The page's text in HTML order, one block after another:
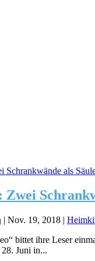
Zwei
| Nov. 19, 2018|
bittet ihre Leser
Juni in...